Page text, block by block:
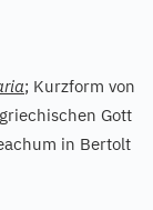
; Kurzform von
Gott
in Bertolt